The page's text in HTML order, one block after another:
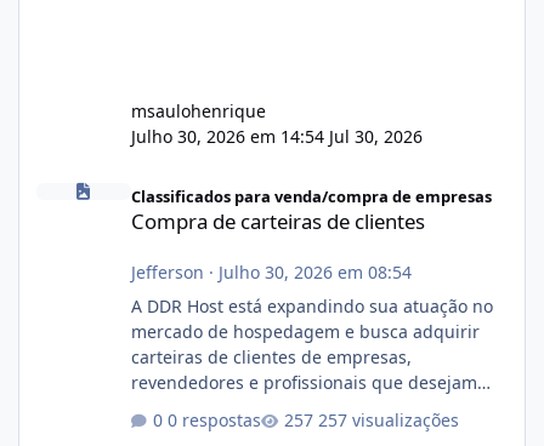
msaulohenrique
Julho 30, 2026 em 14:54 Jul 30, 2026
Compra de carteiras de clientes
Classificados para venda/compra de empresas
Compra de carteiras de clientes
Jefferson · Julho 30, 2026 em 08:54
A DDR Host está expandindo sua atuação no
mercado de hospedagem e busca adquirir
carteiras de clientes de empresas,
revendedores e profissionais que desejam
encerrar suas atividades ou reduzir sua
operação. Se você possui clientes ativos de
0 respostas 257 visualizações